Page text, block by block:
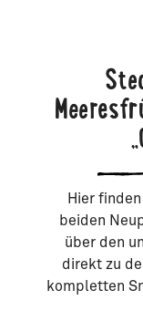
Hier
beiden
über den
direkt zu
kompletten